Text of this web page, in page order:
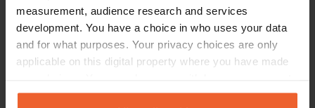
measurement, audience research and services
development. You have a choice in who uses your data
and for what purposes. Your privacy choices are only
applicable on this digital property where you have made
any time from the Cookie Declaration or by clicking on